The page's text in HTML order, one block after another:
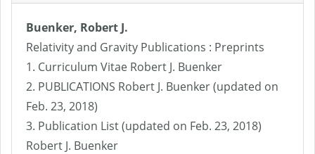
Buenker, Robert J.
Relativity and Gravity Publications : Preprints
1. Curriculum Vitae Robert J. Buenker
2. PUBLICATIONS Robert J. Buenker (updated on
Feb. 23, 2018)
3. Publication List (updated on Feb. 23, 2018)
Robert J. Buenker